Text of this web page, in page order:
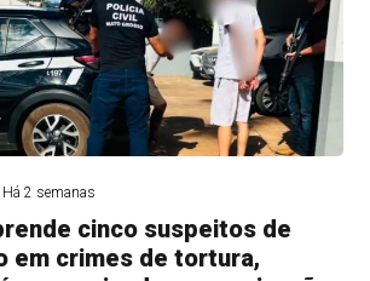
Há 2 semanas
cinco suspeitos de
em crimes de tortura,